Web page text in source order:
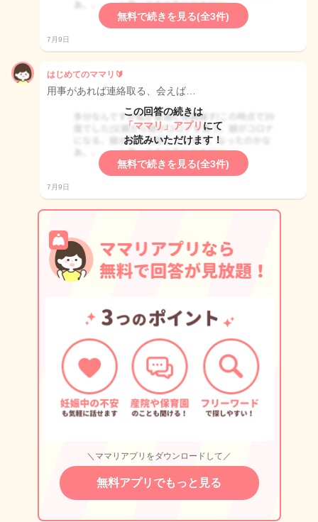
無料で続きを見る(全3件)
7月9日
はじめてのママリ🔰
用事があれば連絡取る、会えば…
この回答の続きは
「ママリ」アプリ にて
お読みいただけます！
無料で続きを見る(全3件)
7月9日
＼ママリアプリをダウンロードして／
無料アプリでもっと見る